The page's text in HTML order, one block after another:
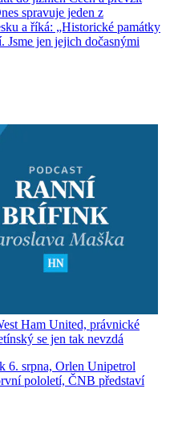
spravuje jeden z
a říká: „Historické památky
Jsme jen jejich dočasnými
Ham United, právnické
se jen tak nevzdá
6. srpna, Orlen Unipetrol
pololetí, ČNB představí